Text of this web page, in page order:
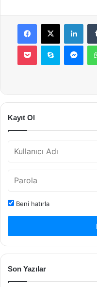
Facebook
X
Pocket Skype
Kayıt Ol
Beni hatırla
Son Yazılar